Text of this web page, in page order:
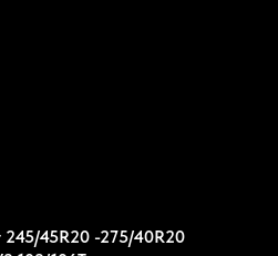
45R20 -275/40R20